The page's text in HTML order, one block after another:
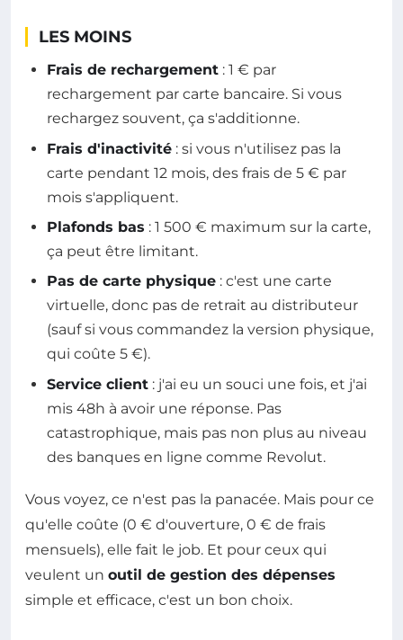
LES MOINS
Frais de rechargement : 1 € par
rechargement par carte bancaire. Si vous
rechargez souvent, ça s'additionne.
Frais d'inactivité : si vous n'utilisez pas la
carte pendant 12 mois, des frais de 5 € par
mois s'appliquent.
Plafonds bas : 1 500 € maximum sur la carte,
ça peut être limitant.
Pas de carte physique : c'est une carte
virtuelle, donc pas de retrait au distributeur
(sauf si vous commandez la version physique,
qui coûte 5 €).
Service client : j'ai eu un souci une fois, et j'ai
mis 48h à avoir une réponse. Pas
catastrophique, mais pas non plus au niveau
des banques en ligne comme Revolut.
Vous voyez, ce n'est pas la panacée. Mais pour ce
qu'elle coûte (0 € d'ouverture, 0 € de frais
mensuels), elle fait le job. Et pour ceux qui
veulent un outil de gestion des dépenses
simple et efficace, c'est un bon choix.